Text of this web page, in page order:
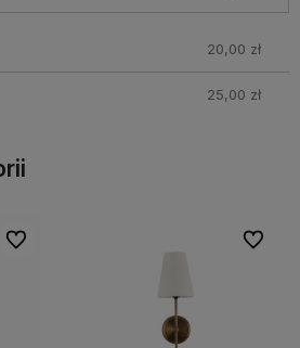
20,00 zł
25,00 zł
Do ulubionych
Do ulubionych Do
Do